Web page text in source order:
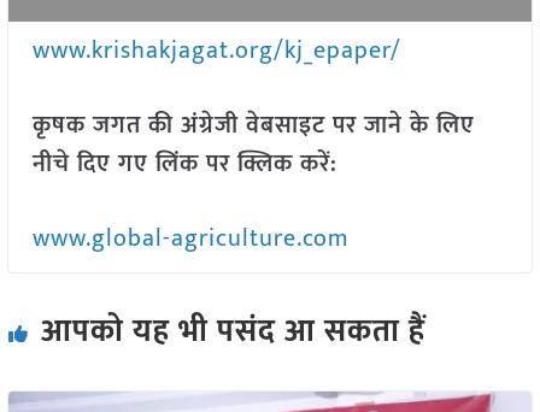
www.krishakjagat.org/kj_epaper/
कृषक जगत की अंग्रेजी वेबसाइट पर जाने के लिए
नीचे दिए गए लिंक पर क्लिक करें:
www.global-agriculture.com
आपको यह भी पसंद आ सकता हैं